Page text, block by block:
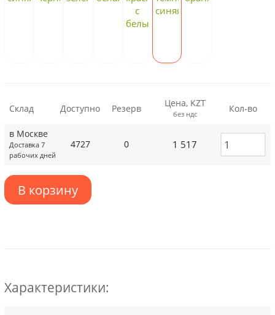
Склад Доступно Резерв Цена, KZT
без ндс Кол-во
в Москве
Доставка 7
рабочих дней
4727 0 1 517
В корзину
Характеристики: